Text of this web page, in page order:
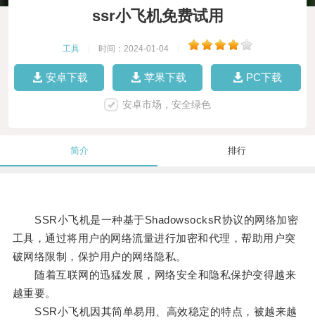
ssr小飞机免费试用
工具 时间：2024-01-04
安卓下载 苹果下载 PC下载
安卓市场，安全绿色
简介 排行
SSR小飞机是一种基于ShadowsocksR协议的网络加密
工具，通过将用户的网络流量进行加密和代理，帮助用户突
破网络限制，保护用户的网络隐私。
随着互联网的迅猛发展，网络安全和隐私保护变得越来
越重要。
SSR小飞机因其简单易用、高效稳定的特点，被越来越